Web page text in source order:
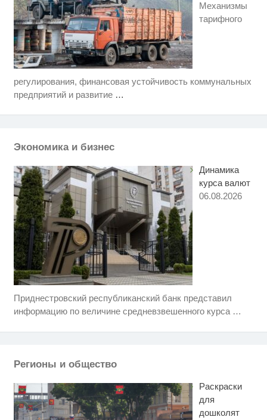
Механизмы
тарифного
регулирования, финансовая устойчивость коммунальных
предприятий и развитие …
Экономика и бизнес
Динамика
курса валют
06.08.2026
Приднестровский республиканский банк представил
информацию по величине средневзвешенного курса …
Регионы и общество
Раскраски
для
дошколят
i
Скрытая камера на пляже
Крыма: Что люди вытворяют,
когда их не видят...
Никогда не храните огурцы в
"Потеряли стыд в погоне за
семейке Плющенко
i
Ролик длится несколько секунд,
Королева вагона отожгла! Видео
Этот танец невесты оставит вас